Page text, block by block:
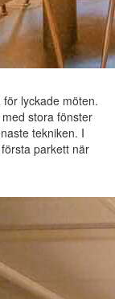
lyckade möten.
stora fönster
tekniken. I
parkett när